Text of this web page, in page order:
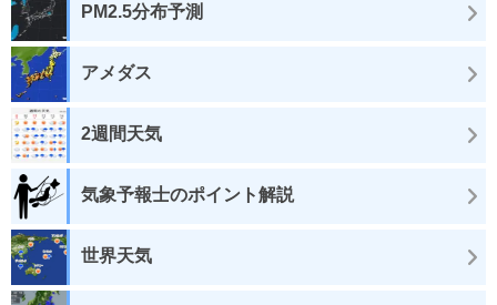
PM2.5分布予測
アメダス
2週間天気
気象予報士のポイント解説
世界天気